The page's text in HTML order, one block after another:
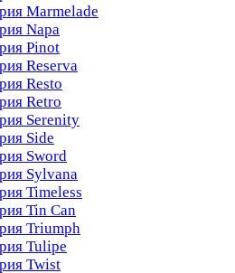
Marmelade
Napa
Pinot
Reserva
Resto
Retro
Serenity
Side
Sword
Sуlvana
Timeless
Tin Can
Triumph
Tulipe
Twist